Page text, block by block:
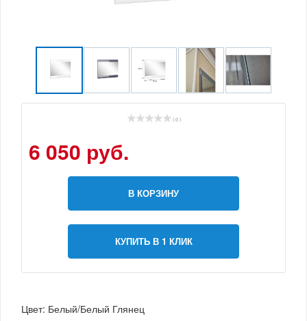
( 0 )
6 050 руб.
В КОРЗИНУ
КУПИТЬ В 1 КЛИК
Цвет: Белый/Белый Глянец